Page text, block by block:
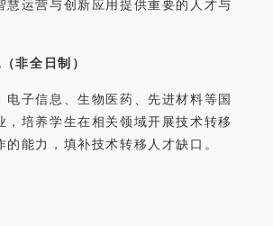
慧运营与创新应用提供重要的人才与
非全日制）
电子信息、生物医药、先进材料等国
，培养学生在相关领域开展技术转移
的能力，填补技术转移人才缺口。